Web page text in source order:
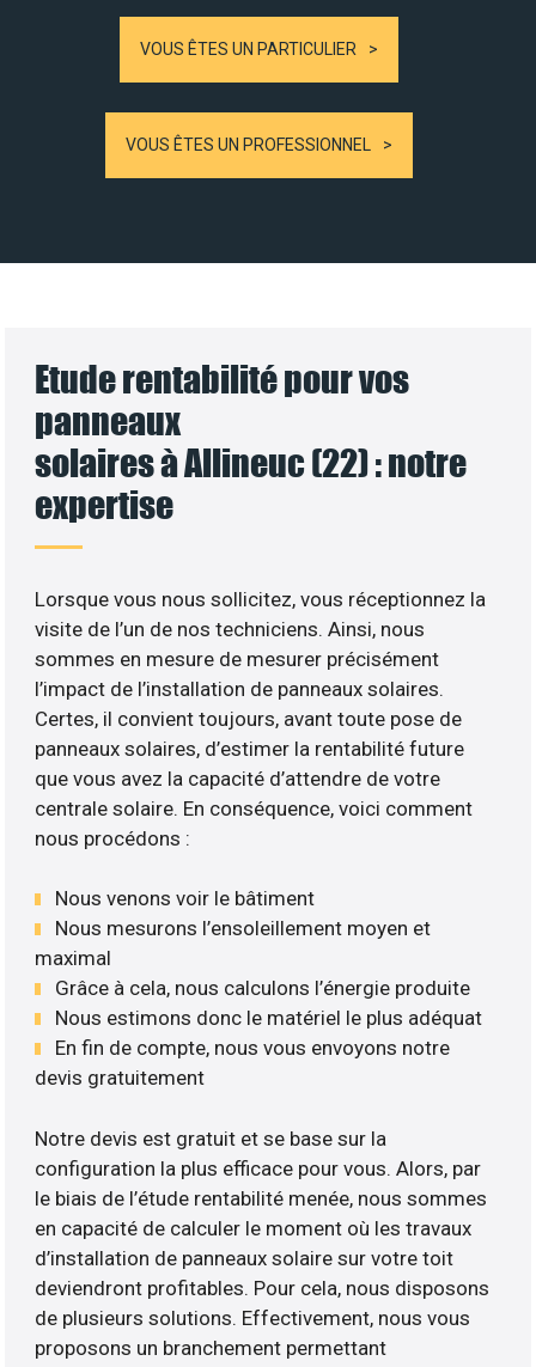
VOUS ÊTES UN PARTICULIER
VOUS ÊTES UN PROFESSIONNEL
Etude rentabilité pour vos
panneaux
solaires à Allineuc (22) : notre
expertise
Lorsque vous nous sollicitez, vous réceptionnez la
visite de l’un de nos techniciens. Ainsi, nous
sommes en mesure de mesurer précisément
l’impact de l’installation de panneaux solaires.
Certes, il convient toujours, avant toute pose de
panneaux solaires, d’estimer la rentabilité future
que vous avez la capacité d’attendre de votre
centrale solaire. En conséquence, voici comment
nous procédons :
Nous venons voir le bâtiment
Nous mesurons l’ensoleillement moyen et
maximal
Grâce à cela, nous calculons l’énergie produite
Nous estimons donc le matériel le plus adéquat
En fin de compte, nous vous envoyons notre
devis gratuitement
Notre devis est gratuit et se base sur la
configuration la plus efficace pour vous. Alors, par
le biais de l’étude rentabilité menée, nous sommes
en capacité de calculer le moment où les travaux
d’installation de panneaux solaire sur votre toit
deviendront profitables. Pour cela, nous disposons
de plusieurs solutions. Effectivement, nous vous
proposons un branchement permettant